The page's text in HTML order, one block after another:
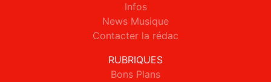
Infos
News Musique
Contacter la rédac
RUBRIQUES
Bons Plans